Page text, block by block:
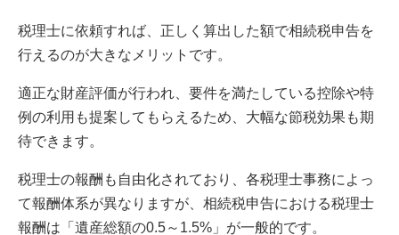
税理士に依頼すれば、正しく算出した額で相続税申告を
行えるのが大きなメリットです。
適正な財産評価が行われ、要件を満たしている控除や特
例の利用も提案してもらえるため、大幅な節税効果も期
待できます。
税理士の報酬も自由化されており、各税理士事務によっ
て報酬体系が異なりますが、相続税申告における税理士
報酬は「遺産総額の0.5～1.5%」が一般的です。